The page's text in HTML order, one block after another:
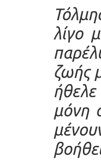
λίγο
ζωής
μόνη